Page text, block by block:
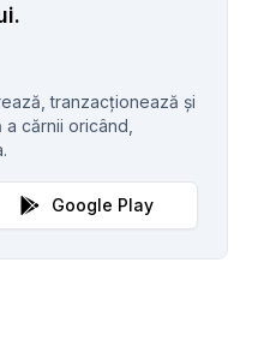
tranzacționează și
cărnii oricând,
Google Play